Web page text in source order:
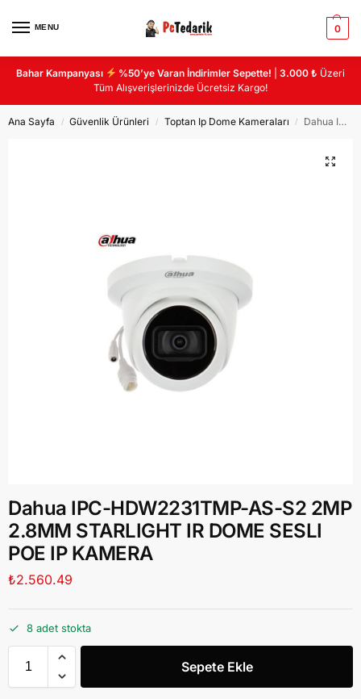
MENU 0
Bahar Kampanyası %50’ye Varan İndirimler Sepette! |3.000 ₺ Üzeri
Tüm Alışverişlerinizde Ücretsiz Kargo!
Ana Sayfa / Güvenlik Ürünleri / Toptan Ip Dome Kameraları / Dahua IPC-HDW2231TMP-AS-S2 2MP 2.8MM STARLIGHT IR DOME SESLI POE IP KAMERA
Dahua IPC-HDW2231TMP-AS-S2 2MP
2.8MM STARLIGHT IR DOME SESLI
POE IP KAMERA
₺2.560.49
8 adet stokta
Sepete Ekle